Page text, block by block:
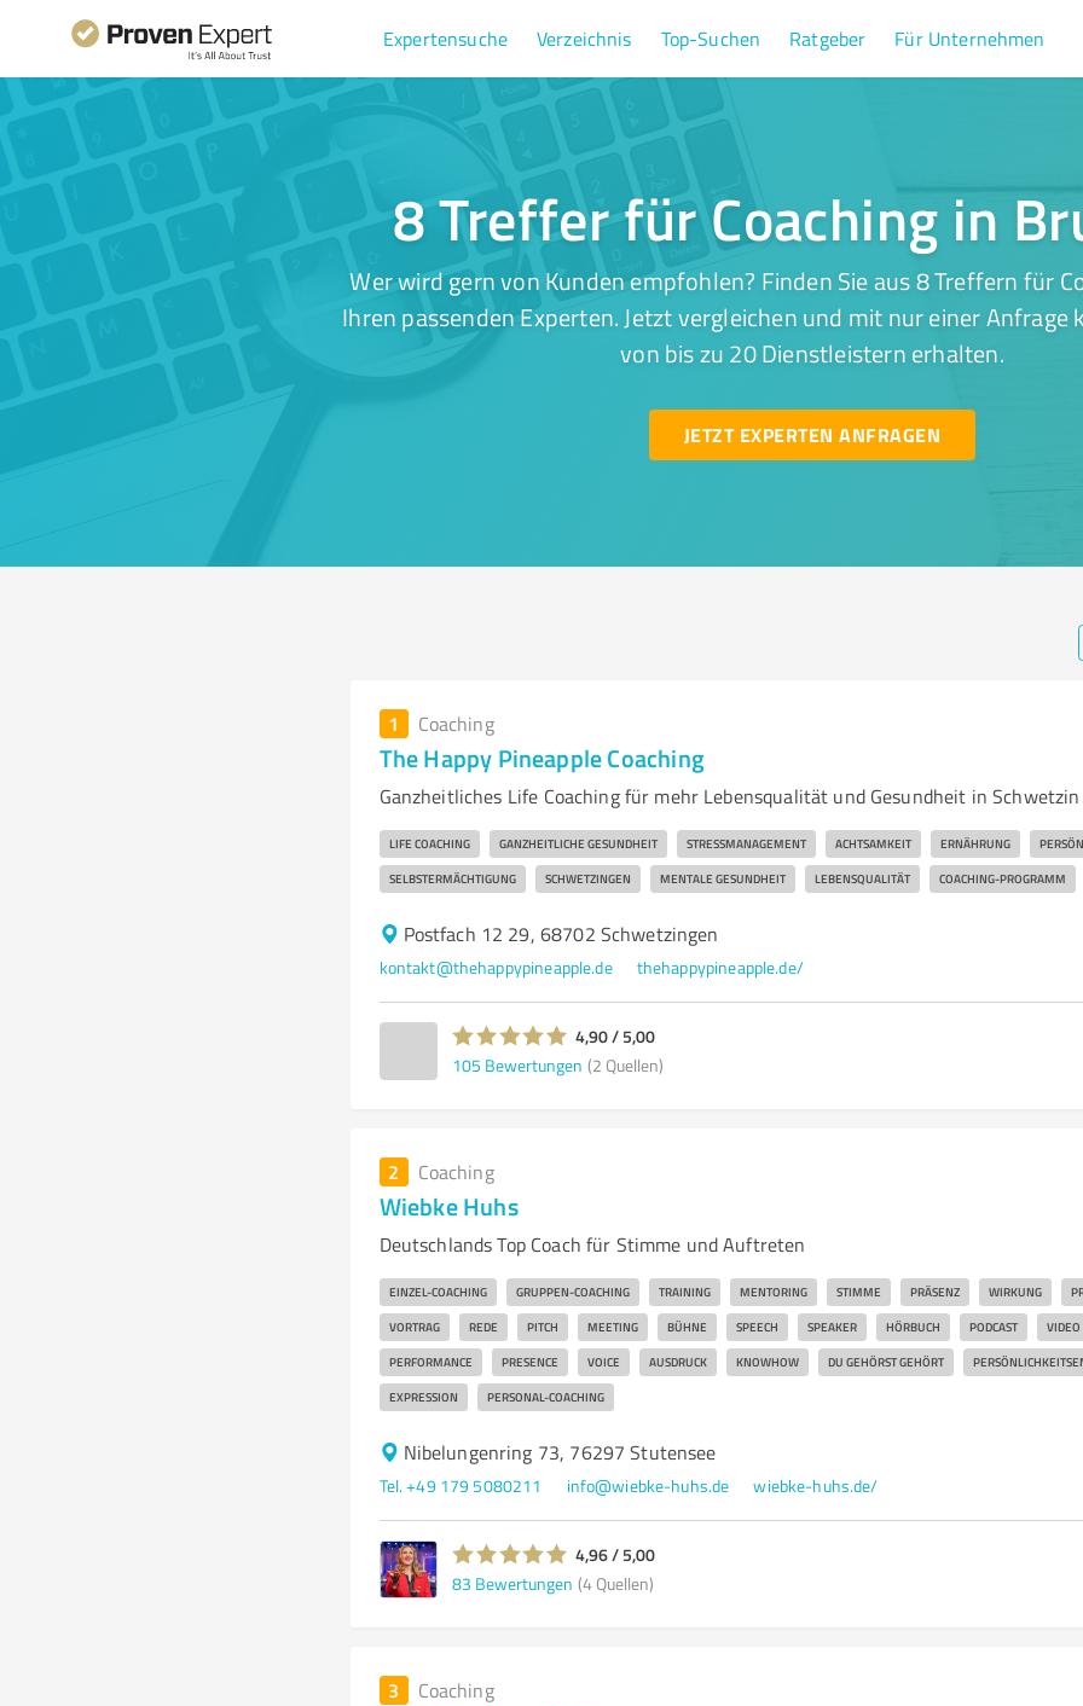
Expertensuche Verzeichnis Top-Suchen Ratgeber Für Unternehmen
8 Treffer für Coaching in
Wer wird gern von Kunden empfohlen? Finden Sie aus 8 Treffern für
Ihren passenden Experten. Jetzt vergleichen und mit nur einer Anfrage
von bis zu 20 Dienstleistern erhalten.
JETZT EXPERTEN ANFRAGEN
1 Coaching
The Happy Pineapple Coaching
Ganzheitliches Life Coaching für mehr Lebensqualität und Gesundheit in Schwetzin
LIFE COACHING GANZHEITLICHE GESUNDHEIT STRESSMANAGEMENT ACHTSAMKEIT ERNÄHRUNG
SELBSTERMÄCHTIGUNG SCHWETZINGEN MENTALE GESUNDHEIT LEBENSQUALITÄT COACHING-PROGRAMM
Postfach 12 29, 68702 Schwetzingen
kontakt@thehappypineapple.de thehappypineapple.de/
4,90 / 5,00
105 Bewertungen (2 Quellen)
2 Coaching
Wiebke Huhs
Deutschlands Top Coach für Stimme und Auftreten
EINZEL-COACHING GRUPPEN-COACHING TRAINING MENTORING STIMME PRÄSENZ WIRKUNG
VORTRAG REDE PITCH MEETING BÜHNE SPEECH SPEAKER HÖRBUCH PODCAST VIDEO
PERFORMANCE PRESENCE VOICE AUSDRUCK KNOWHOW DU GEHÖRST GEHÖRT
EXPRESSION PERSONAL-COACHING
Nibelungenring 73, 76297 Stutensee
Tel. +49 179 5080211 info@wiebke-huhs.de wiebke-huhs.de/
4,96 / 5,00
83 Bewertungen (4 Quellen)
3 Coaching